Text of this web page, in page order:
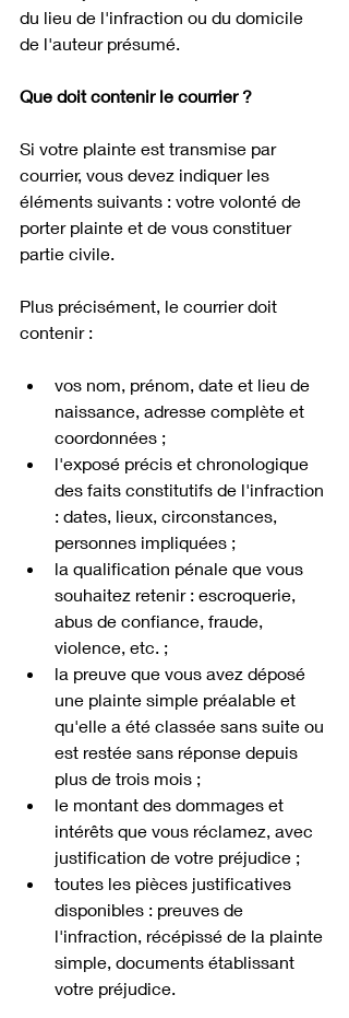
du lieu de l'infraction ou du domicile
de l'auteur présumé.
Que doit contenir le courrier ?
Si votre plainte est transmise par
courrier, vous devez indiquer les
éléments suivants : votre volonté de
porter plainte et de vous constituer
partie civile.
Plus précisément, le courrier doit
contenir :
vos nom, prénom, date et lieu de
naissance, adresse complète et
coordonnées ;
l'exposé précis et chronologique
des faits constitutifs de l'infraction
: dates, lieux, circonstances,
personnes impliquées ;
la qualification pénale que vous
souhaitez retenir : escroquerie,
abus de confiance, fraude,
violence, etc. ;
la preuve que vous avez déposé
une plainte simple préalable et
qu'elle a été classée sans suite ou
est restée sans réponse depuis
plus de trois mois ;
le montant des dommages et
intérêts que vous réclamez, avec
justification de votre préjudice ;
toutes les pièces justificatives
disponibles : preuves de
l'infraction, récépissé de la plainte
simple, documents établissant
votre préjudice.